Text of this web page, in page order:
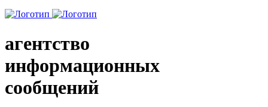
агентство
информационных
сообщений